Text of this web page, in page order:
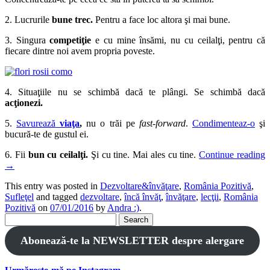
2. Lucrurile bune trec. Pentru a face loc altora şi mai bune.
3. Singuracompetiţie e cu mine însămi, nu cu ceilalţi, pentru că
fiecare dintre noi avem propria poveste.
4. Situaţiile nu se schimbă dacă te plângi. Se schimbă dacă
acţionezi.
5. Savurează viaţa, nu o trăi pe fast-forward. Condimenteaz-oşi
bucură-te de gustul ei.
6. Fii bun cu ceilalţi. Şi cu tine. Mai ales cu tine.Continue reading
→
This entry was posted in Dezvoltare&învăţare, România Pozitivă,
Sufleţel and tagged dezvoltare,încă învăţ,învăţare, lecţii, România
Pozitivă on 07/01/2016 by Andra :).
for:
Abonează-te la NEWSLETTER despre alergare